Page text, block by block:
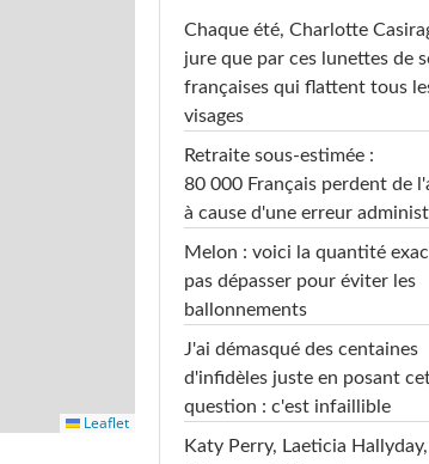
Leaflet
Chaque été, Charlotte
jure que par ces lunettes de
françaises qui flattent tous
visages
Retraite sous-estimée :
80 000 Français perdent de
à cause d'une erreur
Melon : voici la quantité
pas dépasser pour éviter les
ballonnements
J'ai démasqué des centaines
d'infidèles juste en posant
question : c'est infaillible
Katy Perry, Laeticia Hallyday,